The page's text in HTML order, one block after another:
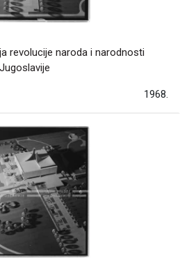
revolucije naroda i narodnosti
Jugoslavije
1968.